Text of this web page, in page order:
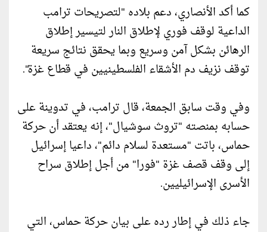
كما أكد الأنصاري، دعم بلاده "لتصريحات ترامب
الداعية لوقف فوري لإطلاق النار لتيسير إطلاق
الرهائن بشكل آمن وسريع وبما يحقق نتائج سريعة
توقف نزيف دم الأشقاء الفلسطينيين في قطاع غزة".
وفي وقت سابق الجمعة، قال ترامب، في تدوينة على
حسابه بمنصته "تروث سوشيال"، إنه يعتقد أن حركة
حماس، باتت "مستعدة لسلام دائم"، داعيا إسرائيل
إلى وقف قصف غزة "فورا" من أجل إطلاق سراح
الأسرى الإسرائيليين.
جاء ذلك في إطار رده على بيان حركة حماس، التي